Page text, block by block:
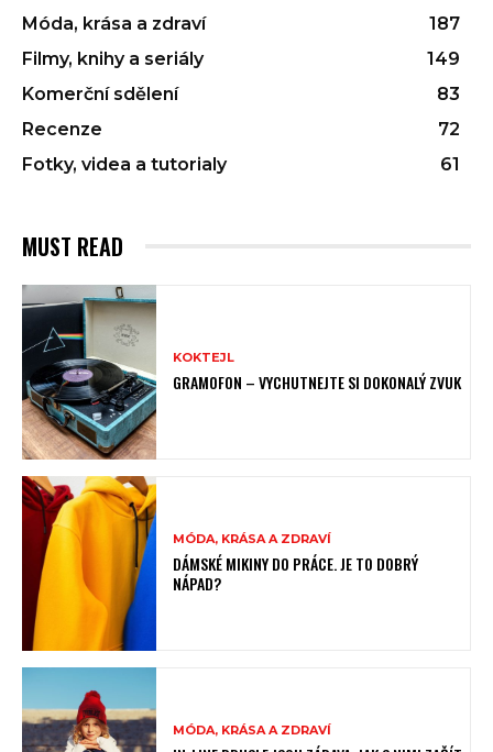
Móda, krása a zdraví
187
Filmy, knihy a seriály
149
Komerční sdělení
83
Recenze
72
Fotky, videa a tutorialy
61
MUST READ
KOKTEJL
GRAMOFON – VYCHUTNEJTE SI DOKONALÝ ZVUK
MÓDA, KRÁSA A ZDRAVÍ
DÁMSKÉ MIKINY DO PRÁCE. JE TO DOBRÝ
NÁPAD?
MÓDA, KRÁSA A ZDRAVÍ